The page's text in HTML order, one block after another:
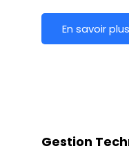
En savoir plus
Gestion